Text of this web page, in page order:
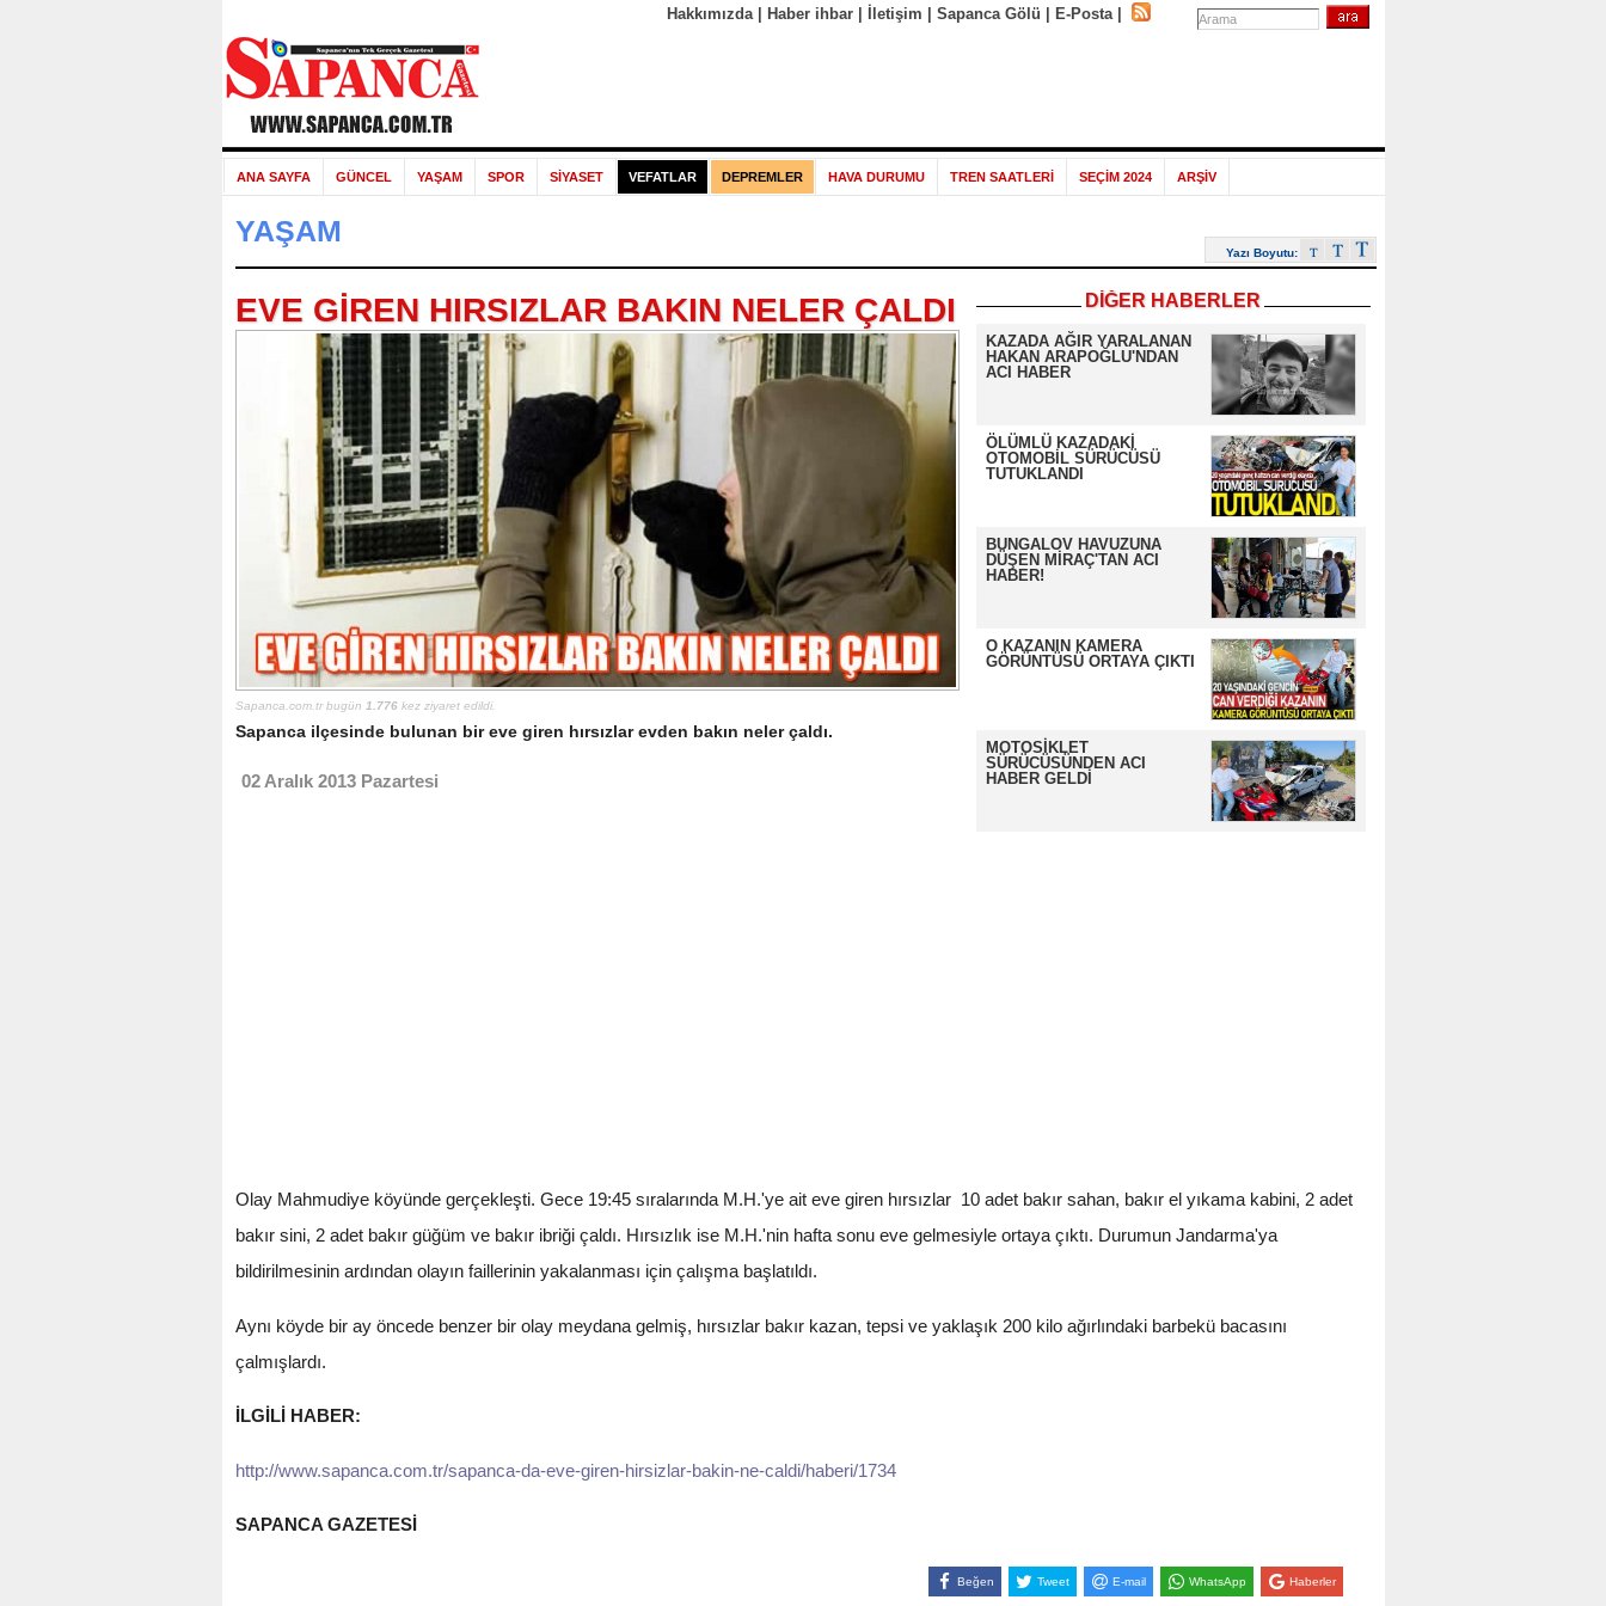
Hakkımızda| Haber ihbar| İletişim Sapanca Gölü E-Posta|
ANA SAYFA GÜNCEL YAŞAM SPOR SİYASET VEFATLAR DEPREMLER HAVA DURUMU TREN SAATLERİ SEÇİM 2024 ARŞİV
YAŞAM
Yazı Boyutu:
DİĞER HABERLER
KAZADA AĞIR YARALANAN
HAKAN ARAPOĞLU'NDAN
ACI HABER
ÖLÜMLÜ KAZADAKİ
OTOMOBİL SÜRÜCÜSÜ
TUTUKLANDI
BUNGALOV HAVUZUNA
DÜŞEN MİRAÇ'TAN ACI
HABER!
O KAZANIN KAMERA
GÖRÜNTÜSÜ ORTAYA ÇIKTI
MOTOSİKLET
SÜRÜCÜSÜNDEN ACI
HABER GELDİ
EVE GİREN HIRSIZLAR BAKIN NELER ÇALDI
Sapanca.com.tr bugün 1.776kez ziyaret edildi.
Sapanca ilçesinde bulunan bir eve giren hırsızlar evden bakın neler çaldı.
02 Aralık 2013 Pazartesi
Olay Mahmudiye köyünde gerçekleşti. Gece 19:45 sıralarında M.H.'ye ait eve giren hırsızlar 10 adet bakır sahan, bakır el yıkama kabini, 2 adet
bakır sini, 2 adet bakır güğüm ve bakır ibriği çaldı. Hırsızlık ise M.H.'nin hafta sonu eve gelmesiyle ortaya çıktı. Durumun Jandarma'ya
bildirilmesinin ardından olayın faillerinin yakalanması için çalışma başlatıldı.
Aynı köyde bir ay öncede benzer bir olay meydana gelmiş, hırsızlar bakır kazan, tepsi ve yaklaşık 200 kilo ağırlındaki barbekü bacasını
çalmışlardı.
İLGİLİ HABER:
http://www.sapanca.com.tr/sapanca-da-eve-giren-hirsizlar-bakin-ne-caldi/haberi/1734
SAPANCA GAZETESİ
Beğen Tweet E-mail WhatsApp Haberler